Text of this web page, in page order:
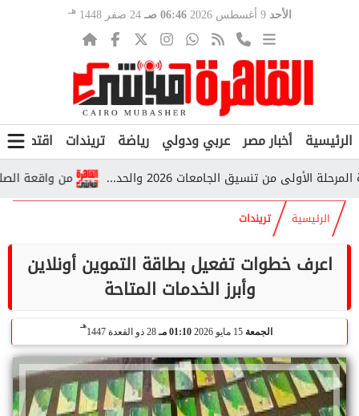
الأحد 9 أغسطس 2026 06:46 صـ 24 صفر 1448 هـ
الرئيسية أخبار مصر عربي ودولي رياضة تريندات اقتصاد
من واقعة الصلاة من تنسيق الجامعات 2026 والحد...
الرئيسية تريندات
اعرف خطوات تفعيل بطاقة التموين أونلاين
وأبرز الخدمات المتاحة
الجمعة 01:10 مـ 28 ذو القعدة 1447
هـ